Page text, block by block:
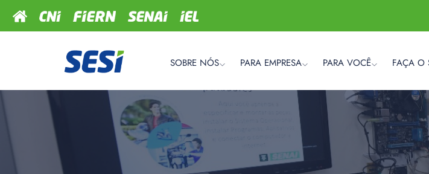
SOBRE NÓS PARA EMPRESA PARA VOCÊ FAÇA O